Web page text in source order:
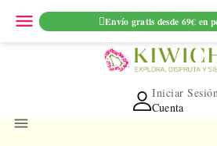
ENVIO GRATUITO EN PEDIDOS
PENINSULA
Cuenta
Iniciar
menu
menu Envío gratis desde 69€ en